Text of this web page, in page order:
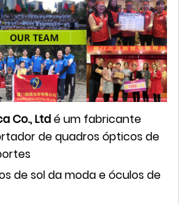
Co., Ltdé um fabricante
de quadros ópticos de
de sol da moda e óculos de